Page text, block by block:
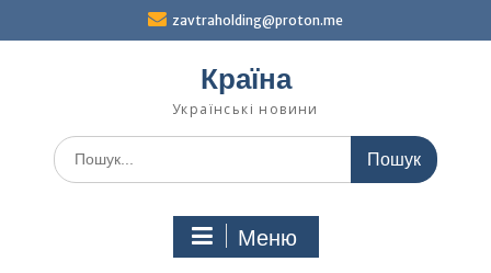
zavtraholding@proton.me
Країна
Українські новини
Шукати:
Меню